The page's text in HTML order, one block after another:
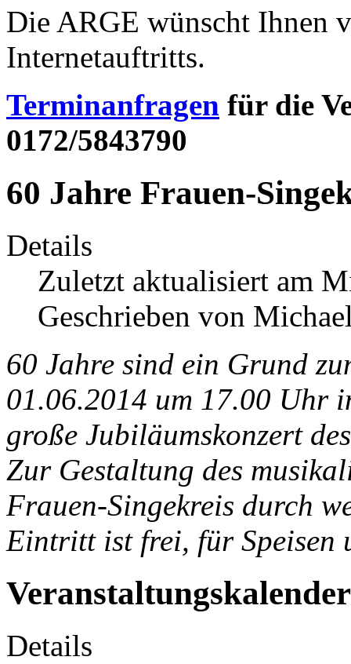
Die ARGE wünscht Ihnen
Internetauftritts.
Terminanfragen für die
0172/5843790
60 Jahre Frauen-
Details
Zuletzt aktualisiert am
Geschrieben von
60 Jahre sind ein Grund
01.06.2014 um 17.00 Uhr
große Jubiläumskonzert
Zur Gestaltung des
Frauen-Singekreis durch
Eintritt ist frei, für Speisen
Details